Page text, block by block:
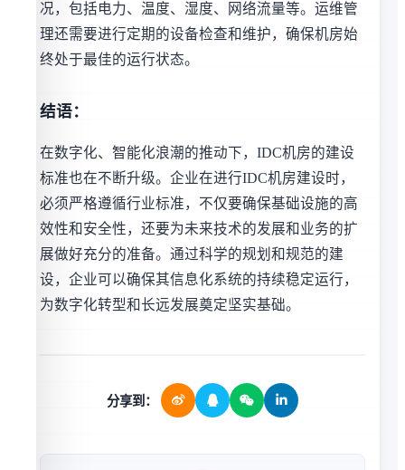
况，包括电力、温度、湿度、网络流量等。运维管
理还需要进行定期的设备检查和维护，确保机房始
终处于最佳的运行状态。
结语：
在数字化、智能化浪潮的推动下，IDC机房的建设
标准也在不断升级。企业在进行IDC机房建设时，
必须严格遵循行业标准，不仅要确保基础设施的高
效性和安全性，还要为未来技术的发展和业务的扩
展做好充分的准备。通过科学的规划和规范的建
设，企业可以确保其信息化系统的持续稳定运行，
为数字化转型和长远发展奠定坚实基础。
分享到：